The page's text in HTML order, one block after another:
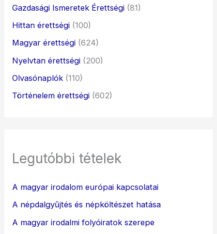
Gazdasági Ismeretek Érettségi (81)
Hittan érettségi (100)
Magyar érettségi (624)
Nyelvtan érettségi (200)
Olvasónaplók (110)
Történelem érettségi (602)
Legutóbbi tételek
A magyar irodalom európai kapcsolatai
A népdalgyűjtés és népköltészet hatása
A magyar irodalmi folyóiratok szerepe